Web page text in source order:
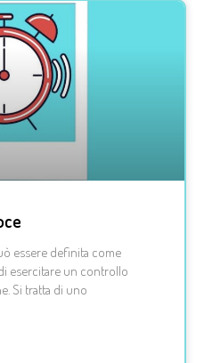
essere definita come
esercitare un controllo
Si tratta di uno